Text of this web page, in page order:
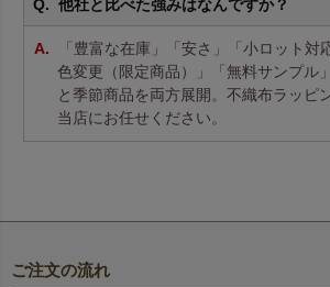
他社と比べた強みはなんですか？
「豊富な在庫」「安さ」「小ロット対
色変更（限定商品）」「無料サンプル
と季節商品を両方展開。不織布ラッピ
当店にお任せください。
ご注文の流れ